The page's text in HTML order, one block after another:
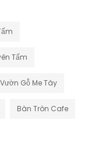
Tấm
Gỗ Me Tây
Bàn Tròn Cafe